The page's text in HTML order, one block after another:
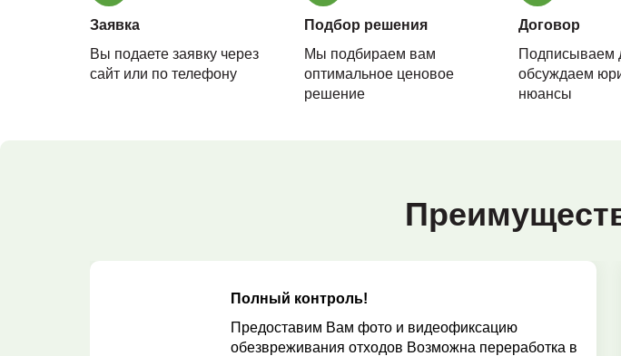
Заявка
Вы подаете заявку через
сайт или по телефону
Подбор решения
Мы подбираем вам
оптимальное ценовое
решение
Договор
Подписываем
обсуждаем
нюансы
Полный контроль!
Предоставим Вам фото и видеофиксацию
обезвреживания отходов Возможна переработка в